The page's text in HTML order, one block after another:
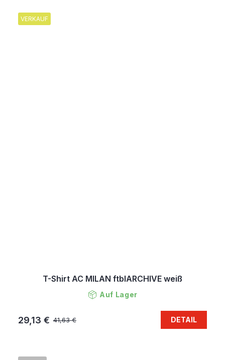
VERKAUF
T-Shirt AC MILAN ftblARCHIVE weiß
Auf Lager
41,63 €
29,13 € DETAIL